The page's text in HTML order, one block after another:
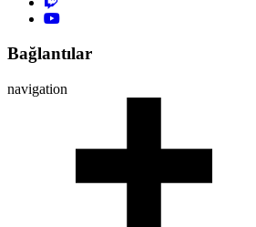
Bağlantılar
navigation